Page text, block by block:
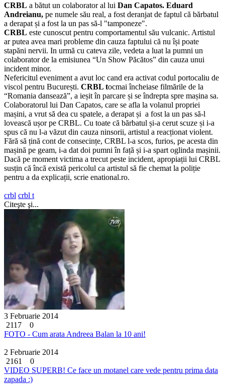
CRBL a bătut un colaborator al lui Dan Capatos. Eduard
Andreianu, pe numele său real, a fost deranjat de faptul că bărbatul
a derapat și a fost la un pas să-l "tamponeze".
CRBL este cunoscut pentru comportamentul său vulcanic. Artistul
ar putea avea mari probleme din cauza faptului că nu își poate
stapăni nervii. In urmă cu cateva zile, vedeta a luat la pumni un
colaborator de la emisiunea “Un Show Păcătos” din cauza unui
incident minor.
Nefericitul eveniment a avut loc cand era activat codul portocaliu de
viscol pentru București. CRBL tocmai încheiase filmările de la
“Romania dansează”, a ieșit în parcare și se îndrepta spre mașina sa.
Colaboratorul lui Dan Capatos, care se afla la volanul propriei
mașini, a vrut să dea cu spatele, a derapat și a fost la un pas să-l
lovească ușor pe CRBL. Cu toate că bărbatul și-a cerut scuze și i-a
spus că nu l-a văzut din cauza ninsorii, artistul a reacționat violent.
Fără să țină cont de consecințe, CRBL l-a scos, furios, pe acesta din
mașină pe geam, i-a dat doi pumni în față și i-a spart oglinda mașinii.
Dacă pe moment victima a trecut peste incident, apropiații lui CRBL
susțin că încă există pericolul ca artistul să fie chemat la poliție
pentru a da explicații, scrie enational.ro.
crbl crbl t
Citeşte şi...
3 Februarie 2014
2117
0
FOTO - Cum arata Andreea Balan la 10 ani!
2 Februarie 2014
2161
0
VIDEO SUPERB! Ce face un motanel care vede pentru prima data
zapada :)